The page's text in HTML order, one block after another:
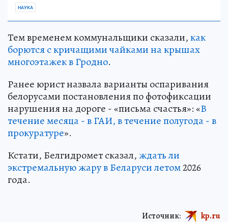
НАУКА
Тем временем коммунальщики сказали,как
борются с кричащими чайками на крышах
многоэтажек в Гродно.
Ранее юрист назвала варианты оспаривания
белорусами постановления по фотофиксации
нарушения на дороге - «письма счастья»: «В
течение месяца - в ГАИ, в течение полугода - в
прокуратуре».
Кстати, Белгидромет сказал,ждать ли
экстремальную жару в Беларуси летом2026
года.
Источник: kp.ru